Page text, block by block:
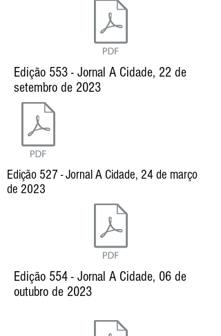
Edição 553 - Jornal A Cidade, 22 de
setembro de 2023
Edição 527 - Jornal A Cidade, 24 de março
de 2023
Edição 554 - Jornal A Cidade, 06 de
outubro de 2023